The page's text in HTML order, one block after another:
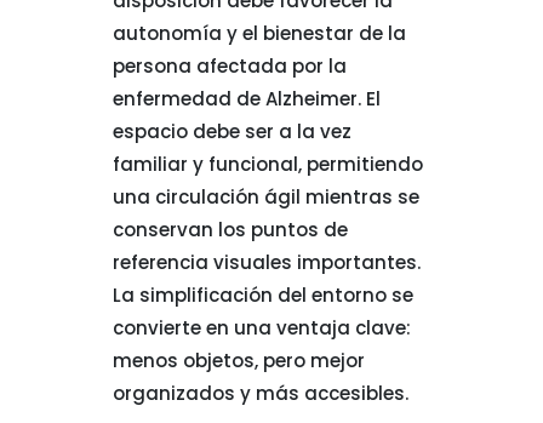
autonomía y el bienestar de la
persona afectada por la
enfermedad de Alzheimer. El
espacio debe ser a la vez
familiar y funcional, permitiendo
una circulación ágil mientras se
conservan los puntos de
referencia visuales importantes.
La simplificación del entorno se
convierte en una ventaja clave:
menos objetos, pero mejor
organizados y más accesibles.